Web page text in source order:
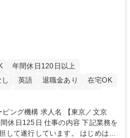
年間休日120日以上
英語 退職金あり
在宅OK
【東京／文京
内容 下記業務を
して遂行しています。 はじめは担